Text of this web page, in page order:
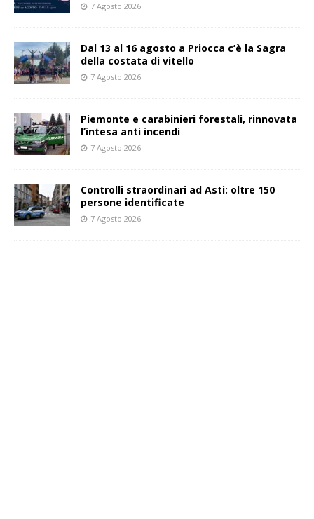
7 Agosto 2026
Dal 13 al 16 agosto a Priocca c’è la Sagra
della costata di vitello
7 Agosto 2026
Piemonte e carabinieri forestali, rinnovata
l’intesa anti incendi
7 Agosto 2026
Controlli straordinari ad Asti: oltre 150
persone identificate
7 Agosto 2026